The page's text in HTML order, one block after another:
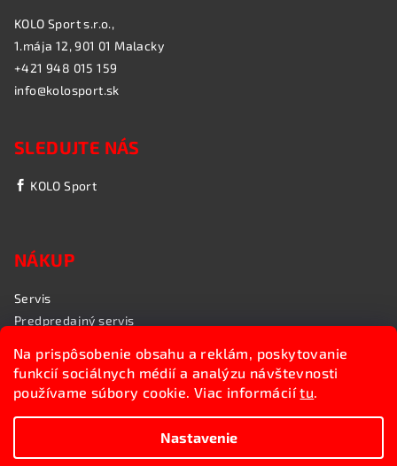
Na prispôsobenie obsahu a reklám, poskytovanie
funkcií sociálnych médií a analýzu návštevnosti
používame súbory cookie. Viac informáciítu.
Nastavenie
KOLO Sport s.r.o.,
1.mája 12, 901 01 Malacky
+421 948 015 159
info@kolosport.sk
SLEDUJTE NÁS
KOLO Sport
NÁKUP
Servis
Predpredajný servis
Rozvoz bicyklov
Poradenstvo